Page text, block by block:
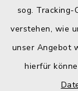
sog. Tracking-
verstehen, wie
unser Angebot
hierfür